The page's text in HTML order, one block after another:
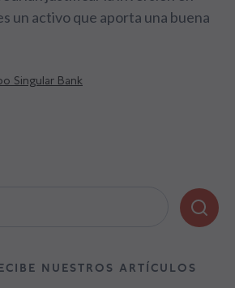
un activo que aporta una buena
Singular Bank
NUESTROS ARTÍCULOS